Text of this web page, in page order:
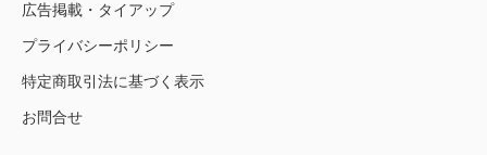
広告掲載・タイアップ
プライバシーポリシー
特定商取引法に基づく表示
お問合せ